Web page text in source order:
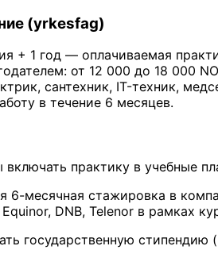
(yrkesfag)
+ 1 год — оплачиваемая
от 12 000 до 18 000
сантехник, IT-техник,
в течение 6 месяцев.
практику в учебные
6-месячная стажировка в
DNB, Telenor в рамках
государственную